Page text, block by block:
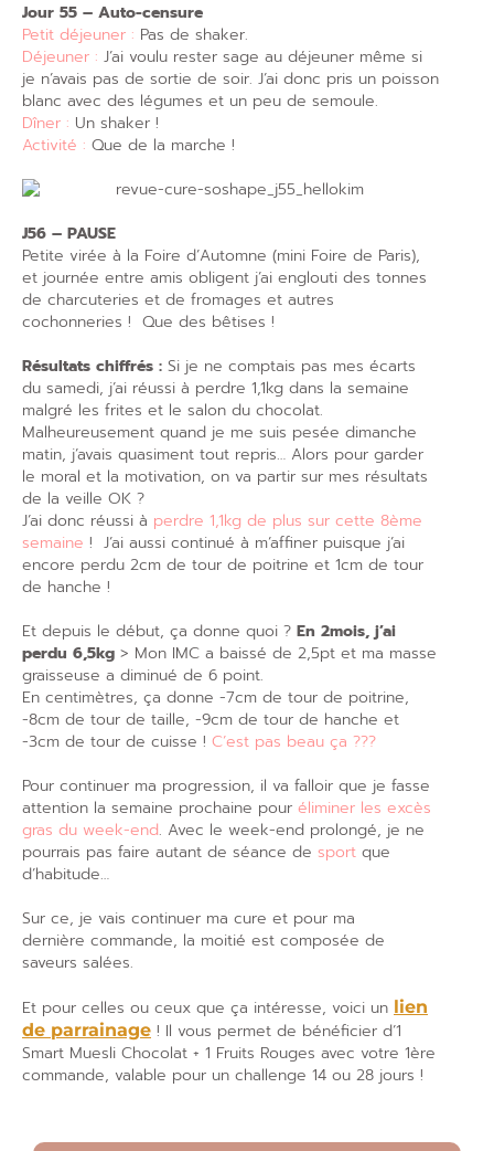
Jour 55 – Auto-censure
Petit déjeuner : Pas de shaker.
Déjeuner : J’ai voulu rester sage au déjeuner même si
je n’avais pas de sortie de soir. J’ai donc pris un poisson
blanc avec des légumes et un peu de semoule.
Dîner : Un shaker !
Activité : Que de la marche !
J56 – PAUSE
Petite virée à la Foire d’Automne (mini Foire de Paris),
et journée entre amis obligent j’ai englouti des tonnes
de charcuteries et de fromages et autres
cochonneries ! Que des bêtises !
Résultats chiffrés : Si je ne comptais pas mes écarts
du samedi, j’ai réussi à perdre 1,1kg dans la semaine
malgré les frites et le salon du chocolat.
Malheureusement quand je me suis pesée dimanche
matin, j’avais quasiment tout repris… Alors pour garder
le moral et la motivation, on va partir sur mes résultats
de la veille OK ?
J’ai donc réussi à perdre 1,1kg de plus sur cette 8ème
semaine ! J’ai aussi continué à m’affiner puisque j’ai
encore perdu 2cm de tour de poitrine et 1cm de tour
de hanche !
Et depuis le début, ça donne quoi ? En 2mois, j’ai
perdu 6,5kg > Mon IMC a baissé de 2,5pt et ma masse
graisseuse a diminué de 6 point.
En centimètres, ça donne -7cm de tour de poitrine,
-8cm de tour de taille, -9cm de tour de hanche et
-3cm de tour de cuisse ! C’est pas beau ça ???
Pour continuer ma progression, il va falloir que je fasse
attention la semaine prochaine pour éliminer les excès
gras du week-end. Avec le week-end prolongé, je ne
pourrais pas faire autant de séance de sport que
d’habitude…
Sur ce, je vais continuer ma cure et pour ma
dernière commande, la moitié est composée de
saveurs salées.
Et pour celles ou ceux que ça intéresse, voici un lien
de parrainage ! Il vous permet de bénéficier d’1
Smart Muesli Chocolat + 1 Fruits Rouges avec votre 1ère
commande, valable pour un challenge 14 ou 28 jours !